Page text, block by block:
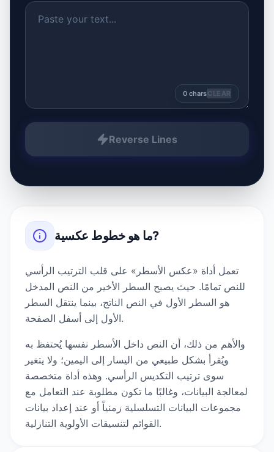
0 charsCLEAR
Reverse Lines
ما هو خطوط عكسية ?
تعمل أداة «عكس الأسطر» على قلب الترتيب الرأسي
للنص تمامًا. حيث يصبح السطر الأخير من النص المدخل
هو السطر الأول في النص الناتج، بينما ينتقل السطر
الأول إلى أسفل الصفحة.
والأهم من ذلك، أن النص داخل الأسطر نفسها يُحتفظ به
ويُقرأ بشكل طبيعي من اليسار إلى اليمين؛ ولا يتغير
سوى ترتيب التكديس الرأسي. وهذه أداة متخصصة
لمعالجة البيانات، وغالبًا ما تكون مطلوبة عند التعامل مع
مجموعات البيانات التسلسلية زمنياً أو عند إعداد بيانات
القوائم لتنسيقات الأولوية التنازلية.